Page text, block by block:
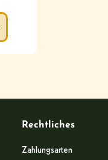
Rechtliches
Zahlungsarten